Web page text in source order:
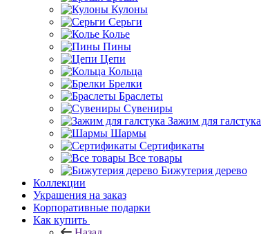
Кулоны
Серьги
Колье
Пины
Цепи
Кольца
Брелки
Браслеты
Сувениры
Зажим для галстука
Шармы
Сертификаты
Все товары
Бижутерия дерево
Коллекции
Украшения на заказ
Корпоративные подарки
Как купить